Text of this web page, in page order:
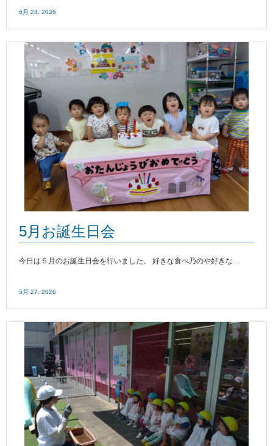
6月 24, 2026
5月お誕生日会
今日は５月のお誕生日会を行いました。 好きな食べ乃のや好きな…
5月 27, 2026